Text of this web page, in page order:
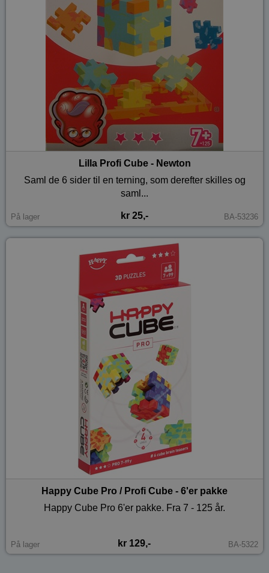
Lilla Profi Cube - Newton
Saml de 6 sider til en terning, som derefter skilles og
saml...
På lager kr 25,- BA-53236
Happy Cube Pro / Profi Cube - 6'er pakke
Happy Cube Pro 6'er pakke. Fra 7 - 125 år.
På lager kr 129,- BA-5322